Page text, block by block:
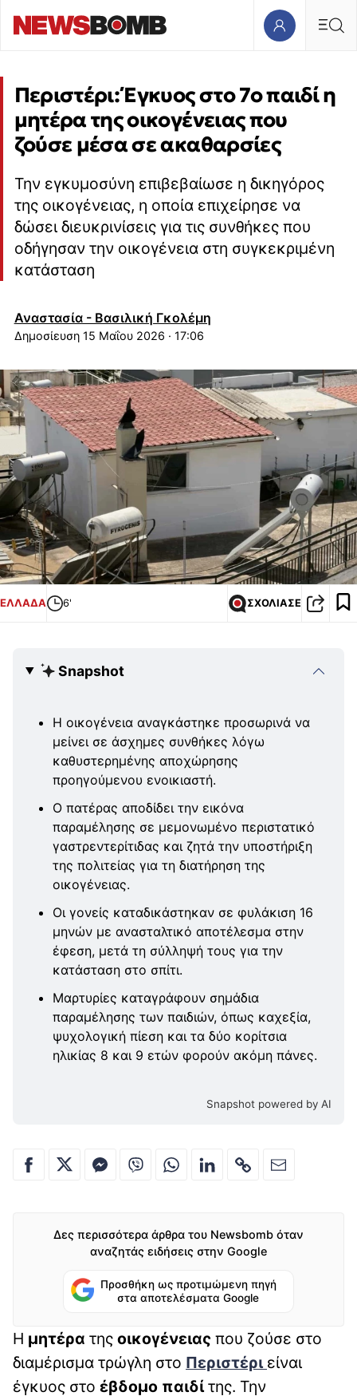
Περιστέρι: Έγκυος στο 7ο παιδί η
μητέρα της οικογένειας που
ζούσε μέσα σε ακαθαρσίες
Την εγκυμοσύνη επιβεβαίωσε η δικηγόρος
της οικογένειας, η οποία επιχείρησε να
δώσει διευκρινίσεις για τις συνθήκες που
οδήγησαν την οικογένεια στη συγκεκριμένη
κατάσταση
Αναστασία - Βασιλική Γκολέμη
15 Μαΐου 2026 · 17:06
ΕΛΛΑΔΑ 6' ΣΧΟΛΙΑΣΕ
Snapshot
Η οικογένεια αναγκάστηκε προσωρινά να
μείνει σε άσχημες συνθήκες λόγω
καθυστερημένης αποχώρησης
προηγούμενου ενοικιαστή.
Ο πατέρας αποδίδει την εικόνα
παραμέλησης σε μεμονωμένο περιστατικό
γαστρεντερίτιδας και ζητά την υποστήριξη
της πολιτείας για τη διατήρηση της
οικογένειας.
Οι γονείς καταδικάστηκαν σε φυλάκιση 16
μηνών με ανασταλτικό αποτέλεσμα στην
έφεση, μετά τη σύλληψή τους για την
κατάσταση στο σπίτι.
Μαρτυρίες καταγράφουν σημάδια
παραμέλησης των παιδιών, όπως καχεξία,
ψυχολογική πίεση και τα δύο κορίτσια
ηλικίας 8 και 9 ετών φορούν ακόμη πάνες.
Snapshot powered by AI
Δες περισσότερα άρθρα του Newsbomb όταν
αναζητάς ειδήσεις στην Google
Προσθήκη ως προτιμώμενη πηγή
στα αποτελέσματα Google
Η μητέρα της οικογένειας που ζούσε στο
διαμέρισμα τρώγλη στο Περιστέρι είναι
έγκυος στο έβδομο παιδίτης. Την